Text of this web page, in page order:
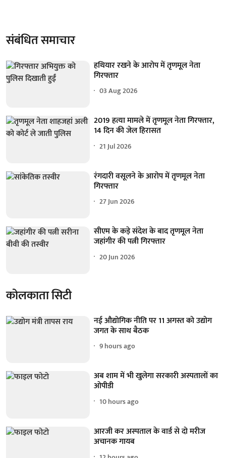
संबंधित समाचार
हथियार रखने के आरोप में तृणमूल नेता
गिरफ्तार
03 Aug 2026
2019 हत्या मामले में तृणमूल नेता गिरफ्तार,
14 दिन की जेल हिरासत
21 Jul 2026
रंगदारी वसूलने के आरोप में तृणमूल नेता
गिरफ्तार
27 Jun 2026
सीएम के कड़े संदेश के बाद तृणमूल नेता
जहांगीर की पत्नी गिरफ्तार
20 Jun 2026
कोलकाता सिटी
नई औद्योगिक नीति पर 11 अगस्त को उद्योग
जगत के साथ बैठक
9 hours ago
अब शाम में भी खुलेगा सरकारी अस्पतालों का
ओपीडी
10 hours ago
आरजी कर अस्पताल के वार्ड से दो मरीज
अचानक गायब